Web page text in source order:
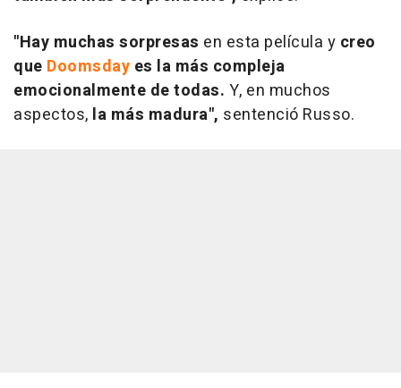
"Hay muchas sorpresas en esta película y creo
que Doomsday es la más compleja
emocionalmente de todas. Y, en muchos
aspectos, la más madura", sentenció Russo.